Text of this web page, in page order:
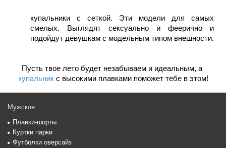
купальники с сеткой. Эти модели для самых
смелых. Выглядят сексуально и феерично и
подойдут девушкам с модельным типом внешности.
купальник с высокими плавками поможет тебе в этом!
Мужское
Плавки-шорты
Куртки парки
Футболки оверсайз